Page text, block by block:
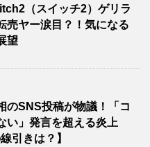
（スイッチ2）ゲリラ
売ヤー涙目？！気になる
望
のSNS投稿が物議！「コ
い」発言を超える炎上
引きは？】